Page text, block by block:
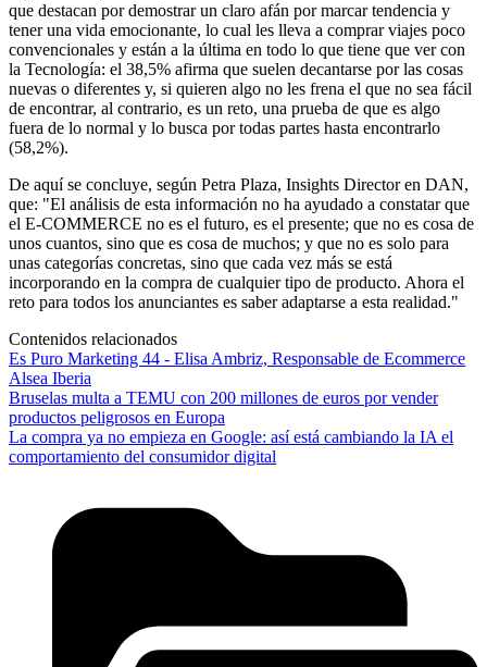
que destacan por demostrar un claro afán por marcar tendencia y
tener una vida emocionante, lo cual les lleva a comprar viajes poco
convencionales y están a la última en todo lo que tiene que ver con
la Tecnología: el 38,5% afirma que suelen decantarse por las cosas
nuevas o diferentes y, si quieren algo no les frena el que no sea fácil
de encontrar, al contrario, es un reto, una prueba de que es algo
fuera de lo normal y lo busca por todas partes hasta encontrarlo
(58,2%).
De aquí se concluye, según Petra Plaza, Insights Director en DAN,
que: "El análisis de esta información no ha ayudado a constatar que
el E-COMMERCE no es el futuro, es el presente; que no es cosa de
unos cuantos, sino que es cosa de muchos; y que no es solo para
unas categorías concretas, sino que cada vez más se está
incorporando en la compra de cualquier tipo de producto. Ahora el
reto para todos los anunciantes es saber adaptarse a esta realidad."
Contenidos relacionados
Es Puro Marketing 44 - Elisa Ambriz, Responsable de Ecommerce
Alsea Iberia
Bruselas multa a TEMU con 200 millones de euros por vender
productos peligrosos en Europa
La compra ya no empieza en Google: así está cambiando la IA el
comportamiento del consumidor digital